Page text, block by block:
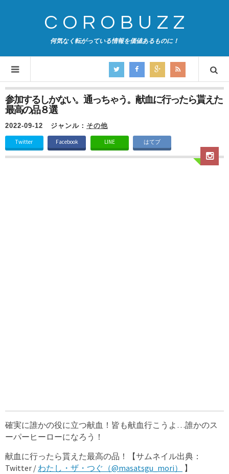
COROBUZZ
何気なく転がっている情報を価値あるものに！
参加するしかない。通っちゃう。献血に行ったら貰えた
最高の品８選
2022-09-12 ジャンル： その他
Twitter Facebook LINE はてブ
確実に誰かの役に立つ献血！皆も献血行こうよ…誰かのス
ーパーヒーローになろう！
献血に行ったら貰えた最高の品！【サムネイル出典：
Twitter /わたし・ザ・つぐ（@masatsgu_mori） 】